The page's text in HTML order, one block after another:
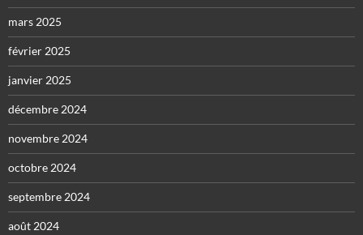
mars 2025
février 2025
janvier 2025
décembre 2024
novembre 2024
octobre 2024
septembre 2024
août 2024